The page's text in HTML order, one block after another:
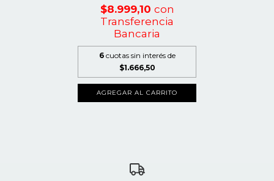
$8.999,10 con
Transferencia
Bancaria
6 cuotas sin interés de
$1.666,50
AGREGAR AL CARRITO